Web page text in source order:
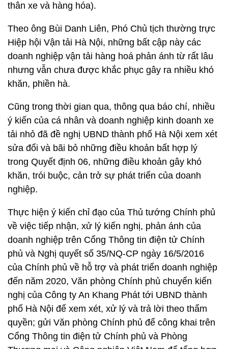
thân xe và hàng hóa).
Theo ông Bùi Danh Liên, Phó Chủ tịch thường trực
Hiệp hội Vận tải Hà Nội, những bất cập này các
doanh nghiệp vận tải hàng hoá phản ánh từ rất lâu
nhưng vẫn chưa được khắc phục gây ra nhiều khó
khăn, phiền hà.
Cũng trong thời gian qua, thông qua báo chí, nhiều
ý kiến của cá nhân và doanh nghiệp kinh doanh xe
tải nhỏ đã đề nghị UBND thành phố Hà Nội xem xét
sửa đổi và bãi bỏ những điều khoản bất hợp lý
trong Quyết định 06, những điều khoản gây khó
khăn, trói buộc, cản trở sự phát triển của doanh
nghiệp.
Thực hiện ý kiến chỉ đạo của Thủ tướng Chính phủ
về việc tiếp nhận, xử lý kiến nghị, phản ánh của
doanh nghiệp trên Cổng Thông tin điện tử Chính
phủ và Nghị quyết số 35/NQ-CP ngày 16/5/2016
của Chính phủ về hỗ trợ và phát triển doanh nghiệp
đến năm 2020, Văn phòng Chính phủ chuyển kiến
nghị của Công ty An Khang Phát tới UBND thành
phố Hà Nội để xem xét, xử lý và trả lời theo thẩm
quyền; gửi Văn phòng Chính phủ để công khai trên
Cổng Thông tin điện tử Chính phủ và Phòng